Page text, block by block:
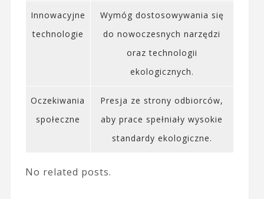
Innowacyjne
technologie
Wymóg dostosowywania się
do nowoczesnych narzędzi
oraz technologii
ekologicznych.
Oczekiwania
społeczne
Presja ze strony odbiorców,
aby prace spełniały wysokie
standardy ekologiczne.
No related posts.